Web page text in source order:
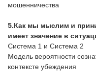
мошенничества
5.Как мы мыслим и
имеет значение в
Система 1 и Система 2
Модель вероятности
контексте убеждения